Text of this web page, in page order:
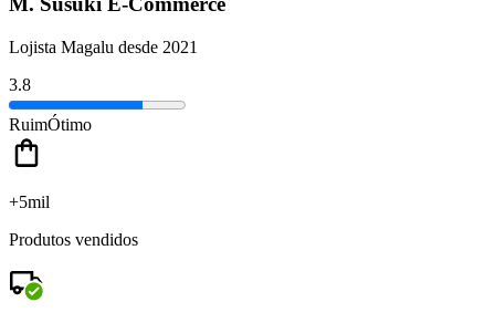
Lojista Magalu desde 2021
3.8
RuimÓtimo
+5mil
Produtos vendidos